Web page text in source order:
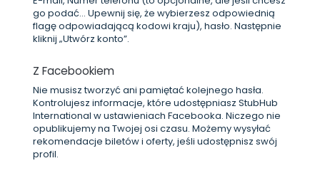
go podać... Upewnij się, że wybierzesz odpowiednią
flagę odpowiadającą kodowi kraju), hasło. Następnie
kliknij „Utwórz konto”.
Z Facebookiem
Nie musisz tworzyć ani pamiętać kolejnego hasła.
Kontrolujesz informacje, które udostępniasz StubHub
International w ustawieniach Facebooka. Niczego nie
opublikujemy na Twojej osi czasu. Możemy wysyłać
rekomendacje biletów i oferty, jeśli udostępnisz swój
profil.